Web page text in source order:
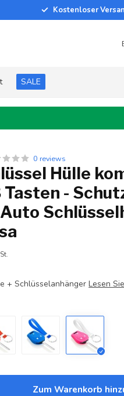
Kostenloser
SALE
0 reviews
Hülle
Tasten -
+ SchlüsselanhängerLesen
Zum Warenkorb